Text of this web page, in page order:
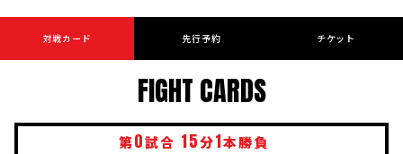
対戦カード 先行予約 チケット
FIGHT CARDS
第0試合 15分1本勝負